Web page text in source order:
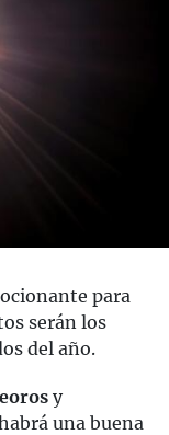
para
serán los
del año.
y
una buena